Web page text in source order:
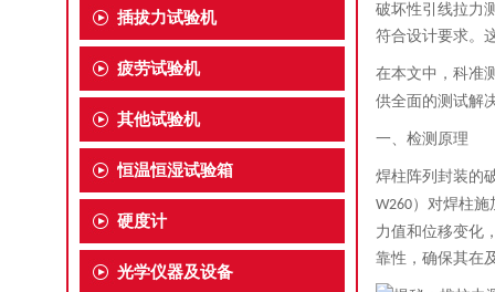
插拔力试验机
疲劳试验机
其他试验机
恒温恒湿试验箱
硬度计
光学仪器及设备
破坏性引线拉力
符合设计要求。
在本文中，科准
供全面的测试解
一、检测原理
焊柱阵列封装的
W260）对焊柱施
力值和位移变化
靠性，确保其在